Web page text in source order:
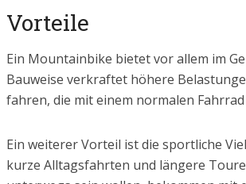
Vorteile
Ein Mountainbike bietet vor allem im
Bauweise verkraftet höhere
fahren, die mit einem normalen
Ein weiterer Vorteil ist die sportliche
kurze Alltagsfahrten und längere